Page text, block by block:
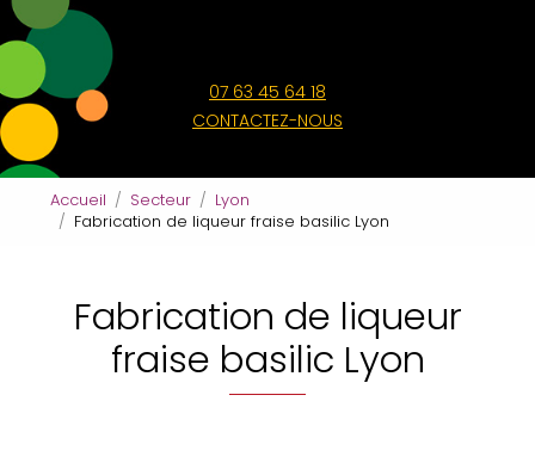
07 63 45 64 18
CONTACTEZ-NOUS
Accueil Secteur
Lyon
Fabrication de liqueur fraise basilic Lyon
Fabrication de liqueur
fraise basilic Lyon